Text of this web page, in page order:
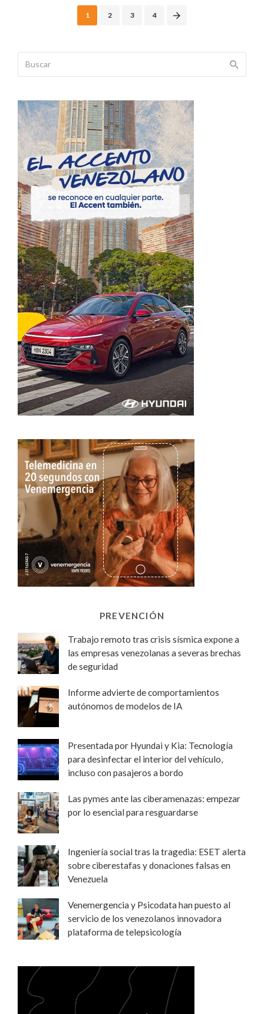
1 2 3 4
PREVENCIÓN
Trabajo remoto tras crisis sísmica expone a
las empresas venezolanas a severas brechas
de seguridad
Informe advierte de comportamientos
autónomos de modelos de IA
Presentada por Hyundai y Kia: Tecnología
para desinfectar el interior del vehículo,
incluso con pasajeros a bordo
Las pymes ante las ciberamenazas: empezar
por lo esencial para resguardarse
Ingeniería social tras la tragedia: ESET alerta
sobre ciberestafas y donaciones falsas en
Venezuela
Venemergencia y Psicodata han puesto al
servicio de los venezolanos innovadora
plataforma de telepsicología